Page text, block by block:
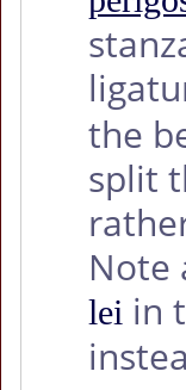
the
split
Note
lei in